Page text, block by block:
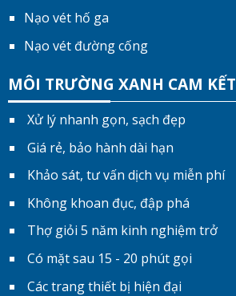
Nạo vét hố ga
Nạo vét đường cống
MÔI TRƯỜNG XANH CAM KẾT
Xử lý nhanh gọn, sạch đẹp
Giá rẻ, bảo hành dài hạn
Khảo sát, tư vấn dịch vụ miễn phí
Không khoan đục, đập phá
Thợ giỏi 5 năm kinh nghiệm trở
Có mặt sau 15 - 20 phút gọi
Các trang thiết bị hiện đại